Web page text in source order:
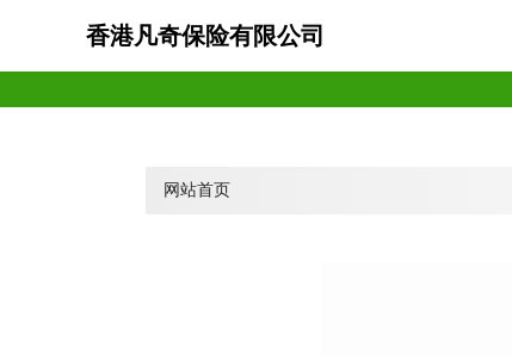
香港凡奇保险有限公司
网站首页